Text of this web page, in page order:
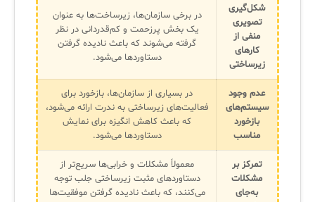
شکل‌گیری
تصویری
منفی از
کارهای
زیرساختی
در برخی سازمان‌ها، زیرساخت‌ها به عنوان
یک بخش پرزحمت و کم‌قدردانی در نظر
گرفته می‌شوند که باعث نادیده گرفتن
دستاوردها می‌شود.
عدم وجود
سیستم‌های
بازخورد
مناسب
در بسیاری از سازمان‌ها، بازخورد برای
فعالیت‌های زیرساختی به ندرت ارائه می‌شود،
که باعث کاهش انگیزه برای نمایش
دستاوردها می‌شود.
تمرکز بر
مشکلات
به‌جای
معمولاً مشکلات و خرابی‌ها سریع‌تر از
دستاوردهای مثبت زیرساختی جلب توجه
می‌کنند، که باعث نادیده گرفتن موفقیت‌ها
◉
ManageEngine Malware Protection Plus
سامانه مدیریت دسترسی ممتاز
سامانه مدیریت و مانیتورینگ شبکه
سامانه آزمون آنلاین